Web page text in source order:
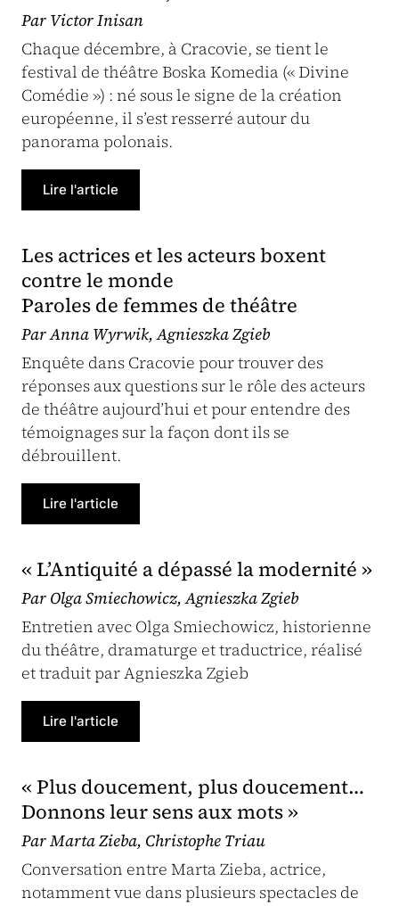
Par Victor Inisan
Chaque décembre, à Cracovie, se tient le
festival de théâtre Boska Komedia (« Divine
Comédie ») : né sous le signe de la création
européenne, il s’est resserré autour du
panorama polonais.
Lire l'article
Les actrices et les acteurs boxent
contre le monde
Paroles de femmes de théâtre
Par Anna Wyrwik, Agnieszka Zgieb
Enquête dans Cracovie pour trouver des
réponses aux questions sur le rôle des acteurs
de théâtre aujourd’hui et pour entendre des
témoignages sur la façon dont ils se
débrouillent.
Lire l'article
« L’Antiquité a dépassé la modernité »
Par Olga Smiechowicz, Agnieszka Zgieb
Entretien avec Olga Smiechowicz, historienne
du théâtre, dramaturge et traductrice, réalisé
et traduit par Agnieszka Zgieb
Lire l'article
« Plus doucement, plus doucement…
Donnons leur sens aux mots »
Par Marta Zieba, Christophe Triau
Conversation entre Marta Zieba, actrice,
notamment vue dans plusieurs spectacles de